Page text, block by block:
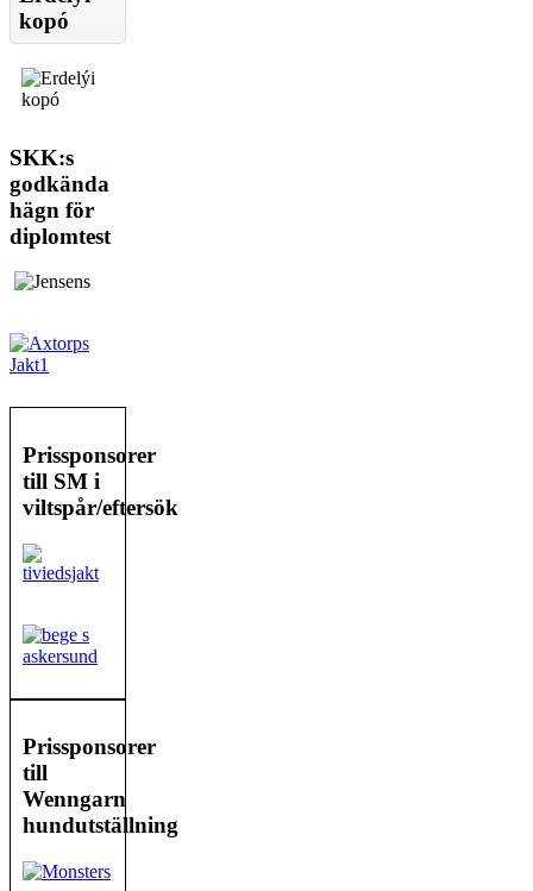
kopó
SKK:s
godkända
hägn för
diplomtest
Prissponsorer
till SM i
viltspår/eftersök
Prissponsorer
till
Wenngarn
hundutställning